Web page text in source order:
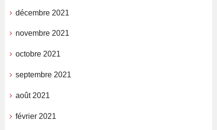
décembre 2021
novembre 2021
octobre 2021
septembre 2021
août 2021
février 2021